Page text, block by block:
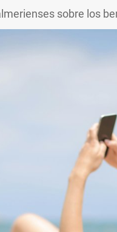
sobre los